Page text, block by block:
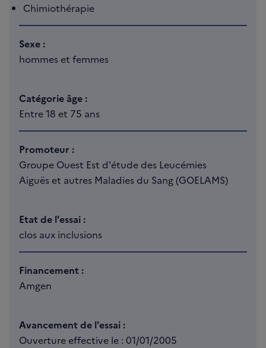
Chimiothérapie
Sexe :
hommes et femmes
Catégorie âge :
Entre 18 et 75 ans
Promoteur :
Groupe Ouest Est d'étude des Leucémies
Aiguës et autres Maladies du Sang (GOELAMS)
Etat de l'essai :
clos aux inclusions
Financement :
Amgen
Avancement de l'essai :
Ouverture effective le : 01/01/2005